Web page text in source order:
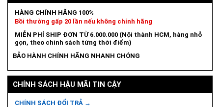
HÀNG CHÍNH HÃNG 100%
Bồi thường gấp 20 lần nếu không chính hãng
MIỄN PHÍ SHIP ĐƠN TỪ 6.000.000 (Nội thành HCM, hàng nhỏ
gọn, theo chính sách từng thời điểm)
BẢO HÀNH CHÍNH HÃNG NHANH CHÓNG
CHÍNH SÁCH HẬU MÃI TIN CẬY
CHÍNH SÁCH ĐỔI TRẢ →